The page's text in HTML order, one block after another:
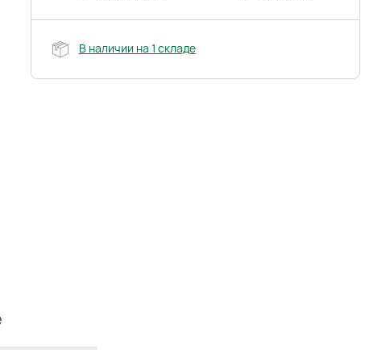
В наличии на 1 складе